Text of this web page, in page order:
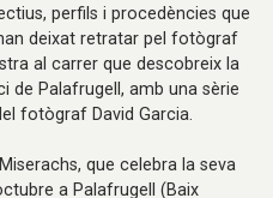
perfils i procedències que
deixat retratar pel fotògraf
al carrer que descobreix la
de Palafrugell, amb una sèrie
fotògraf David Garcia.
que celebra la seva
a Palafrugell (Baix